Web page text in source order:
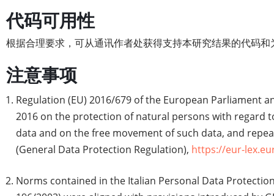
代码可用性
根据合理要求，可从通讯作者处获得支持本研究结果的代码
注意事项
Regulation (EU) 2016/679 of the European Parliament
2016 on the protection of natural persons with regard
data and on the free movement of such data, and
(General Data Protection Regulation), https://eur-
Norms contained in the Italian Personal Data